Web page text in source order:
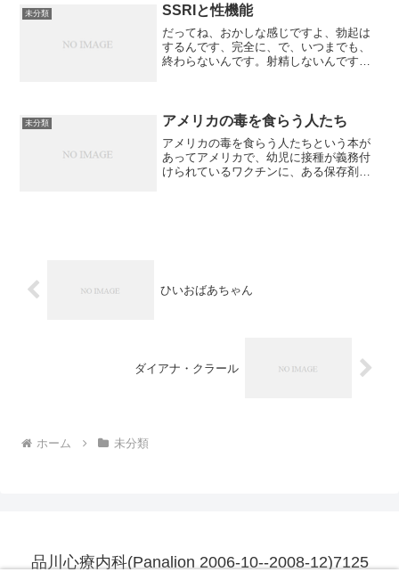
滴を増やしマッサージを増...
未分類 SSRIと性機能
だってね、おかしな感じですよ、勃起は
するんです、完全に、で、いつまでも、
終わらないんです。射精しないんです。
説明はしてあって、そうな...
未分類 アメリカの毒を食らう人たち
アメリカの毒を食らう人たちという本が
あってアメリカで、幼児に接種が義務付
けられているワクチンに、ある保存剤が
ひいおばあちゃん
ダイアナ・クラール
ホーム 未分類
品川心療内科(Panalion 2006-10--2008-12)7125